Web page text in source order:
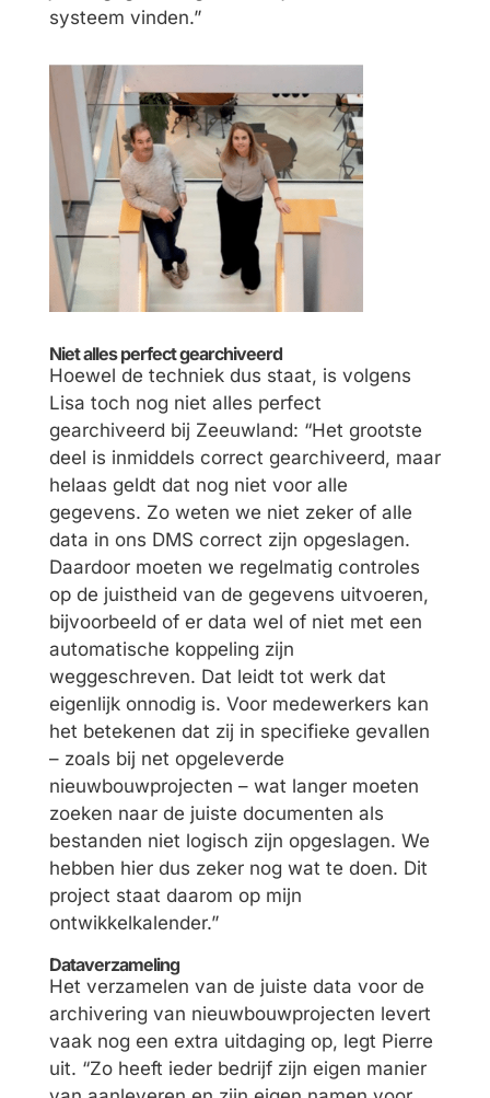
systeem vinden.”
Niet alles perfect gearchiveerd
Hoewel de techniek dus staat, is volgens
Lisa toch nog niet alles perfect
gearchiveerd bij Zeeuwland: “Het grootste
deel is inmiddels correct gearchiveerd, maar
helaas geldt dat nog niet voor alle
gegevens. Zo weten we niet zeker of alle
data in ons DMS correct zijn opgeslagen.
Daardoor moeten we regelmatig controles
op de juistheid van de gegevens uitvoeren,
bijvoorbeeld of er data wel of niet met een
automatische koppeling zijn
weggeschreven. Dat leidt tot werk dat
eigenlijk onnodig is. Voor medewerkers kan
het betekenen dat zij in specifieke gevallen
– zoals bij net opgeleverde
nieuwbouwprojecten – wat langer moeten
zoeken naar de juiste documenten als
bestanden niet logisch zijn opgeslagen. We
hebben hier dus zeker nog wat te doen. Dit
project staat daarom op mijn
ontwikkelkalender.”
Dataverzameling
Het verzamelen van de juiste data voor de
archivering van nieuwbouwprojecten levert
vaak nog een extra uitdaging op, legt Pierre
uit. “Zo heeft ieder bedrijf zijn eigen manier